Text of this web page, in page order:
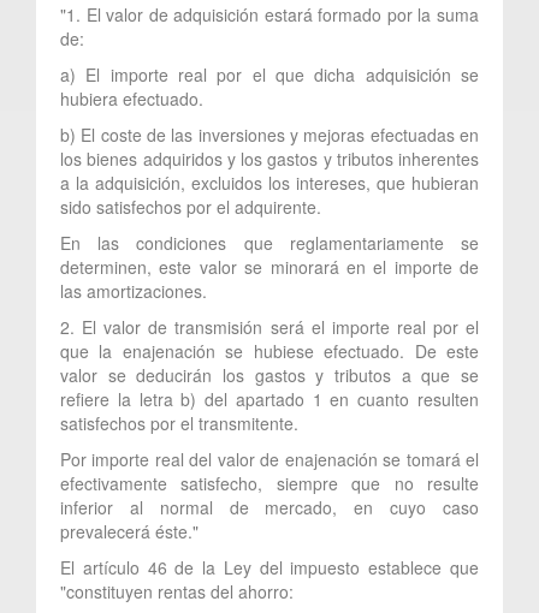
"1. El valor de adquisición estará formado por la suma
de:
a) El importe real por el que dicha adquisición se
hubiera efectuado.
b) El coste de las inversiones y mejoras efectuadas en
los bienes adquiridos y los gastos y tributos inherentes
a la adquisición, excluidos los intereses, que hubieran
sido satisfechos por el adquirente.
En las condiciones que reglamentariamente se
determinen, este valor se minorará en el importe de
las amortizaciones.
2. El valor de transmisión será el importe real por el
que la enajenación se hubiese efectuado. De este
valor se deducirán los gastos y tributos a que se
refiere la letra b) del apartado 1 en cuanto resulten
satisfechos por el transmitente.
Por importe real del valor de enajenación se tomará el
efectivamente satisfecho, siempre que no resulte
inferior al normal de mercado, en cuyo caso
prevalecerá éste."
El artículo 46 de la Ley del impuesto establece que
"constituyen rentas del ahorro: